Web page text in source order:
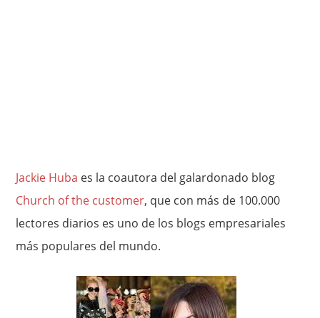
Jackie Huba es la coautora del galardonado blog
Church of the customer, que con más de 100.000
lectores diarios es uno de los blogs empresariales
más populares del mundo.